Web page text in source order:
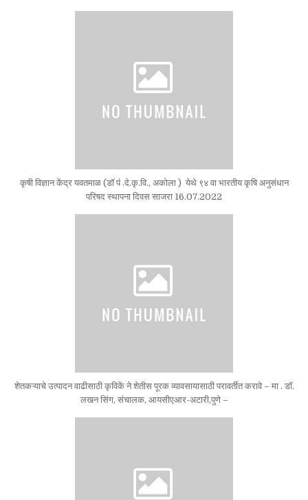
कृषी विज्ञान केंद्र यवतमाळ (डॉ पं .दे.कृ.वि., अकोला ) येथे ९४ वा भारतीय कृषि अनुसंधान
परिषद स्थापना दिवस साजरा 16.07.2022
शेतकऱ्याचे उत्पादन वाढीसाठी कृविकें ने शेतीस पूरक व्यावसायासाठी परावर्तीत करावे – मा . डॉ.
लखन सिंग, संचालक, आयसीएआर-अटारी,पुणे –